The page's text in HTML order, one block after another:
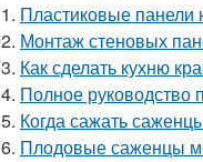
1. Пластиковые панели
2. Монтаж стеновых
3. Как сделать кухню
4. Полное руководство
5. Когда сажать
6. Плодовые саженцы